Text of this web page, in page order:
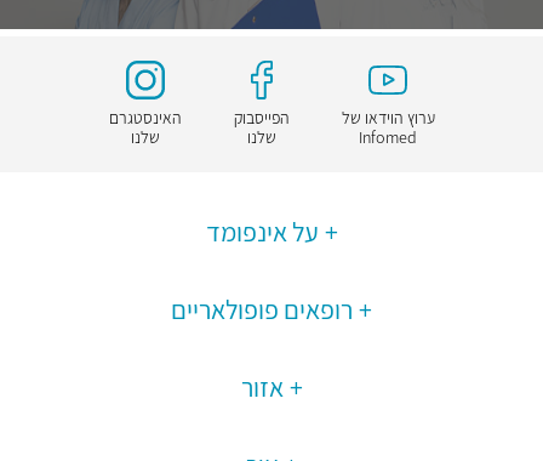
ערוץ הוידאו של
Infomed
הפייסבוק
שלנו
האינסטגרם
שלנו
על אינפומד
רופאים פופולאריים
אזור